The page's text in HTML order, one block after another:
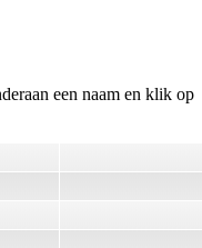
een naam en klik op